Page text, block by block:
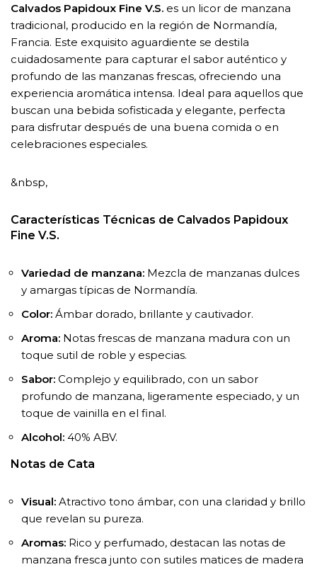
Calvados Papidoux Fine V.S. es un licor de manzana
tradicional, producido en la región de Normandía,
Francia. Este exquisito aguardiente se destila
cuidadosamente para capturar el sabor auténtico y
profundo de las manzanas frescas, ofreciendo una
experiencia aromática intensa. Ideal para aquellos que
buscan una bebida sofisticada y elegante, perfecta
para disfrutar después de una buena comida o en
celebraciones especiales.
&nbsp,
Características Técnicas de Calvados Papidoux
Fine V.S.
Variedad de manzana: Mezcla de manzanas dulces
y amargas típicas de Normandía.
Color: Ámbar dorado, brillante y cautivador.
Aroma: Notas frescas de manzana madura con un
toque sutil de roble y especias.
Sabor: Complejo y equilibrado, con un sabor
profundo de manzana, ligeramente especiado, y un
toque de vainilla en el final.
Alcohol: 40% ABV.
Notas de Cata
Visual: Atractivo tono ámbar, con una claridad y brillo
que revelan su pureza.
Aromas: Rico y perfumado, destacan las notas de
manzana fresca junto con sutiles matices de madera